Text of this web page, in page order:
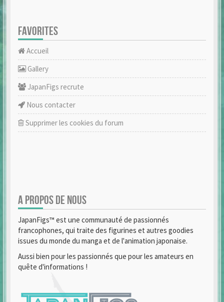
FAVORITES
Accueil
Gallery
JapanFigs recrute
Nous contacter
Supprimer les cookies du forum
A PROPOS DE NOUS
JapanFigs™ est une communauté de passionnés
francophones, qui traite des figurines et autres goodies
issues du monde du manga et de l'animation japonaise.
Aussi bien pour les passionnés que pour les amateurs en
quête d'informations !